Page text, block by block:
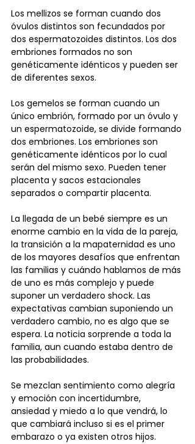
Los mellizos se forman cuando dos
óvulos distintos son fecundados por
dos espermatozoides distintos. Los dos
embriones formados no son
genéticamente idénticos y pueden ser
de diferentes sexos.
Los gemelos se forman cuando un
único embrión, formado por un óvulo y
un espermatozoide, se divide formando
dos embriones. Los embriones son
genéticamente idénticos por lo cual
serán del mismo sexo. Pueden tener
placenta y sacos estacionales
separados o compartir placenta.
La llegada de un bebé siempre es un
enorme cambio en la vida de la pareja,
la transición a la mapaternidad es uno
de los mayores desafíos que enfrentan
las familias y cuándo hablamos de más
de uno es más complejo y puede
suponer un verdadero shock. Las
expectativas cambian suponiendo un
verdadero cambio, no es algo que se
espera. La noticia sorprende a toda la
familia, aun cuando estaba dentro de
las probabilidades.
Se mezclan sentimiento como alegría
y emoción con incertidumbre,
ansiedad y miedo a lo que vendrá, lo
que cambiará incluso si es el primer
embarazo o ya existen otros hijos.